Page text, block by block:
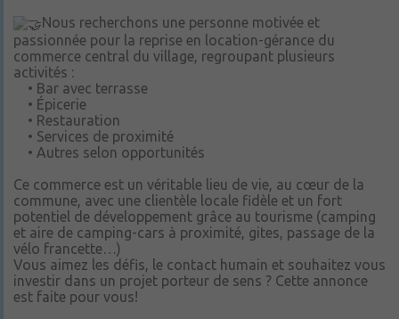
Nous recherchons une personne motivée et
passionnée pour la reprise en location-gérance du
commerce central du village, regroupant plusieurs
activités :
• Bar avec terrasse
• Épicerie
• Restauration
• Services de proximité
• Autres selon opportunités
Ce commerce est un véritable lieu de vie, au cœur de la
commune, avec une clientèle locale fidèle et un fort
potentiel de développement grâce au tourisme (camping
et aire de camping-cars à proximité, gites, passage de la
vélo francette…)
Vous aimez les défis, le contact humain et souhaitez vous
investir dans un projet porteur de sens ? Cette annonce
est faite pour vous!